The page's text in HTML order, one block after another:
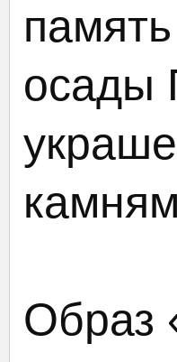
осады
Образ